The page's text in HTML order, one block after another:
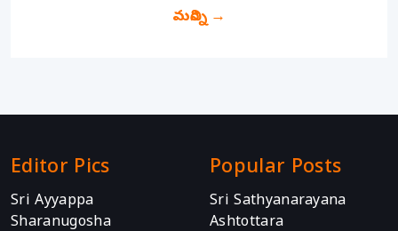
మరిన్ని→
Editor Pics
Sri Ayyappa
Sharanugosha
Popular Posts
Sri Sathyanarayana
Ashtottara